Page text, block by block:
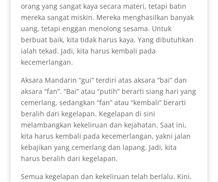
orang yang sangat kaya secara materi, tetapi batin
mereka sangat miskin. Mereka menghasilkan banyak
uang, tetapi enggan menolong sesama. Untuk
berbuat baik, kita tidak harus kaya. Yang dibutuhkan
ialah tekad. Jadi, kita harus kembali pada
kecemerlangan.
Aksara Mandarin “gui” terdiri atas aksara “bai” dan
aksara “fan”. “Bai” atau “putih” berarti siang hari yang
cemerlang, sedangkan “fan” atau “kembali” berarti
beralih dari kegelapan. Kegelapan di sini
melambangkan kekeliruan dan kejahatan. Saat ini,
kita harus kembali pada kecemerlangan, yakni jalan
kebajikan yang cemerlang dan lapang. Jadi, kita
harus beralih dari kegelapan.
Semua kegelapan dan kekeliruan telah berlalu. Kini,